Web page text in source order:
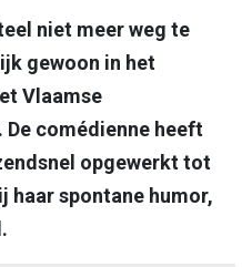
niet meer weg te
gewoon in het
Vlaamse
comédienne heeft
opgewerkt tot
haar spontane humor,